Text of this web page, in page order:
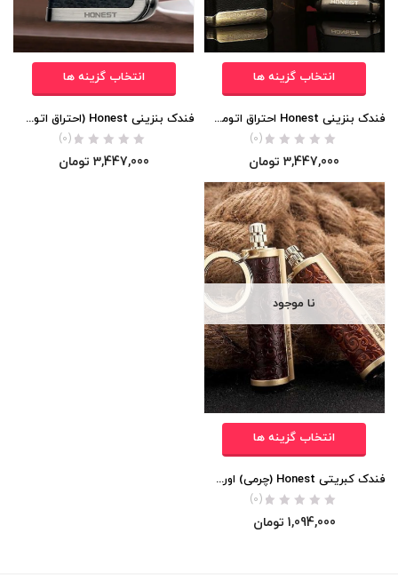
انتخاب گزینه ها
فندک بنزینی Honest احتراق اتومات (نگین دار) اورجینال
(0)
3,447,000 تومان
انتخاب گزینه ها
فندک بنزینی Honest (احتراق اتومات) اورجینال
(0)
3,447,000 تومان
نا موجود
انتخاب گزینه ها
فندک کبریتی Honest (چرمی) اورجینال
(0)
1,094,000 تومان